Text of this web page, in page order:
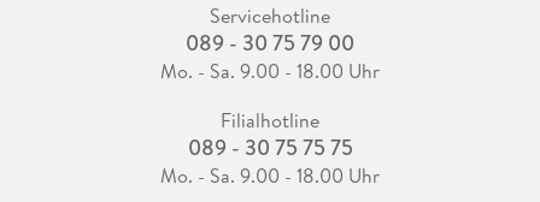
Servicehotline
089 - 30 75 79 00
Mo. - Sa. 9.00 - 18.00 Uhr
Filialhotline
089 - 30 75 75 75
Mo. - Sa. 9.00 - 18.00 Uhr